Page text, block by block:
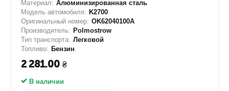
Материал: Алюминизированная сталь
Модель автомобиля: K2700
Оригинальный номер: OK62040100A
Производитель: Polmostrow
Тип транспорта: Легковой
Топливо: Бензин
2 281.00 ₴
В наличии